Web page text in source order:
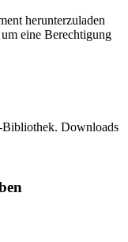
herunterzuladen
eine Berechtigung
Downloads